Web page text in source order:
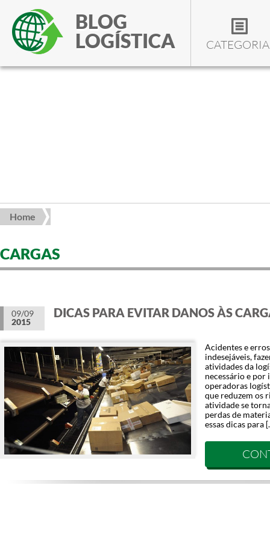
BLOG
LOGÍSTICA
Home
CARGAS
09/09
2015
DICAS PARA EVITAR DANOS ÀS
Acidentes e
indesejáveis,
atividades da
necessário e por
operadoras
que reduzem os
atividade se
perdas de
essas dicas para